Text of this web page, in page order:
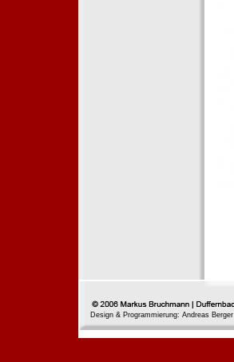
Design & Programmierung: Andreas Berger